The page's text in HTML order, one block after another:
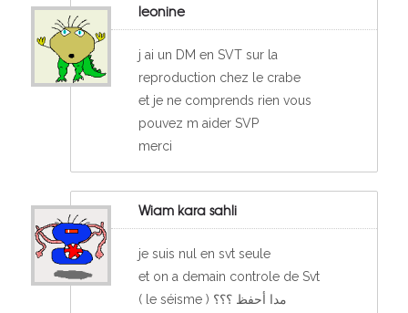
leonine
j ai un DM en SVT sur la
reproduction chez le crabe
et je ne comprends rien vous
pouvez m aider SVP
merci
Wiam kara sahli
je suis nul en svt seule
et on a demain controle de Svt
( le séisme ) مدا أحفظ ؟؟؟